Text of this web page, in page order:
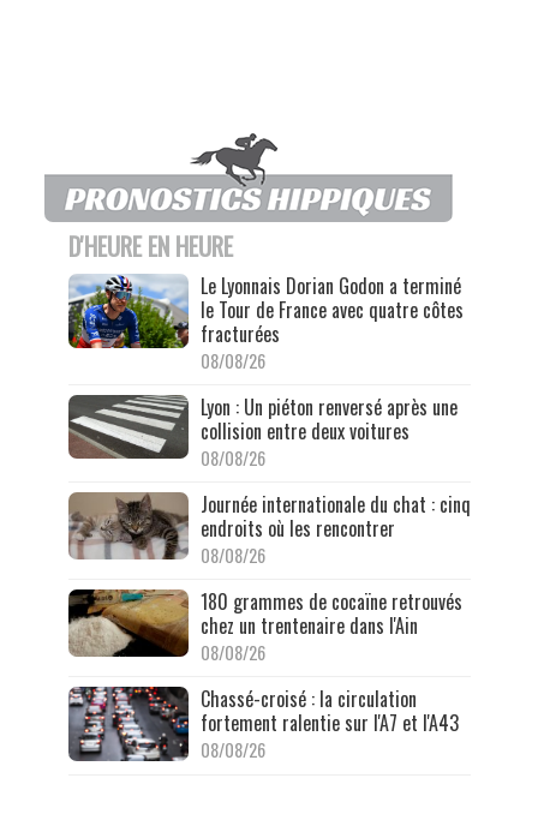
D'HEURE EN HEURE
Le Lyonnais Dorian Godon a terminé
le Tour de France avec quatre côtes
fracturées
08/08/26
Lyon : Un piéton renversé après une
collision entre deux voitures
08/08/26
Journée internationale du chat : cinq
endroits où les rencontrer
08/08/26
180 grammes de cocaïne retrouvés
chez un trentenaire dans l'Ain
08/08/26
Chassé-croisé : la circulation
fortement ralentie sur l'A7 et l'A43
08/08/26